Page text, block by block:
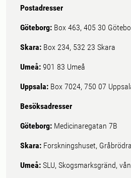
Postadresser
Göteborg: Box 463, 405 30
Skara: Box 234, 532 23 Skara
Umeå: 901 83 Umeå
Uppsala: Box 7024, 750 07
Besöksadresser
Göteborg: Medicinaregatan 7B
Skara: Forskningshuset,
Umeå: SLU, Skogsmarksgränd,